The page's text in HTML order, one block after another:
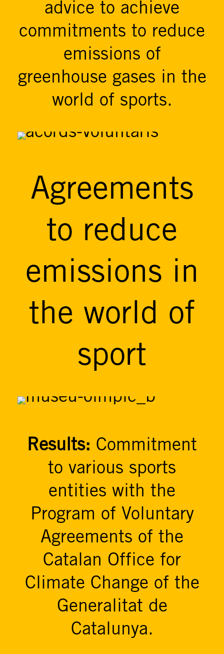
advice to achieve
commitments to reduce
emissions of
greenhouse gases in the
world of sports.
Agreements
to reduce
emissions in
the world of
sport
Results: Commitment
to various sports
entities with the
Program of Voluntary
Agreements of the
Catalan Office for
Climate Change of the
Generalitat de
Catalunya.